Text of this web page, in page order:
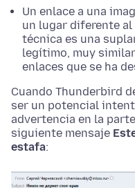
Un enlace a una
un lugar diferente al
técnica es una
legítimo, muy
enlaces que se ha
Cuando Thunderbird
ser un potencial
advertencia en la
siguiente mensaje
estafa: